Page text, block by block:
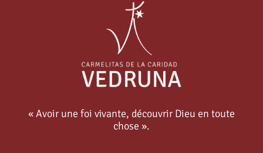
« Avoir une foi vivante, découvrir Dieu en toute
chose ».